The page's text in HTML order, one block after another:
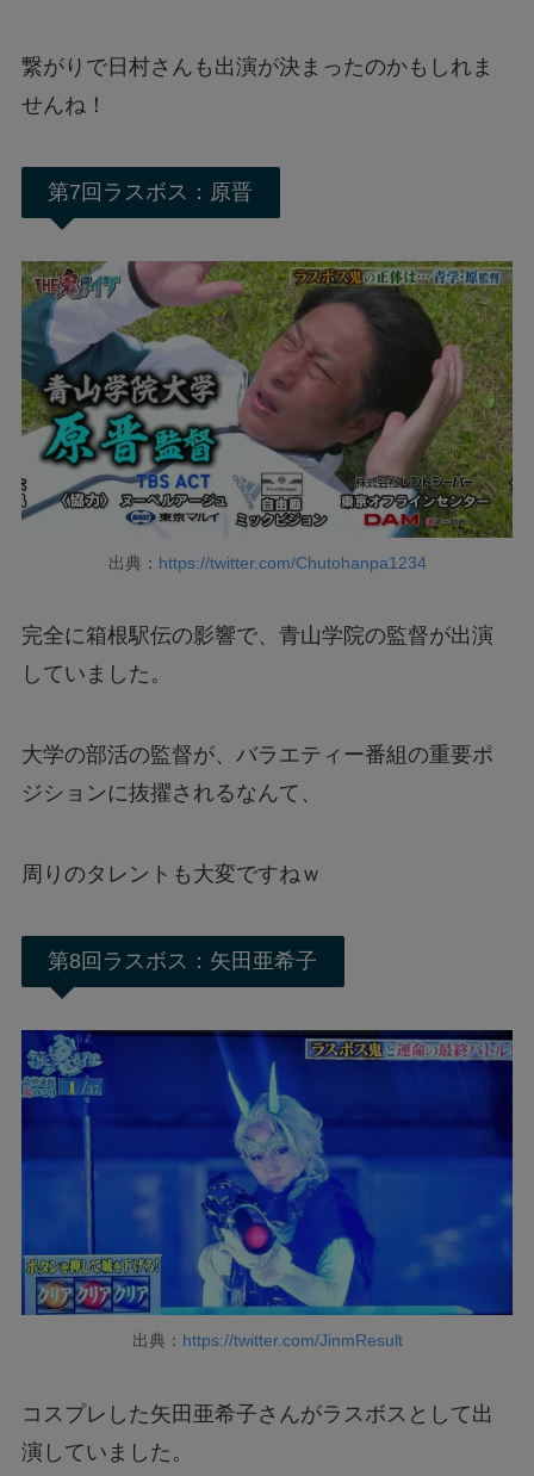
繋がりで日村さんも出演が決まったのかもしれま
せんね！
第7回ラスボス：原晋
出典： https://twitter.com/Chutohanpa1234
完全に箱根駅伝の影響で、青山学院の監督が出演
していました。
大学の部活の監督が、バラエティー番組の重要ポ
ジションに抜擢されるなんて、
周りのタレントも大変ですねｗ
第8回ラスボス：矢田亜希子
出典： https://twitter.com/JinmResult
コスプレした矢田亜希子さんがラスボスとして出
演していました。